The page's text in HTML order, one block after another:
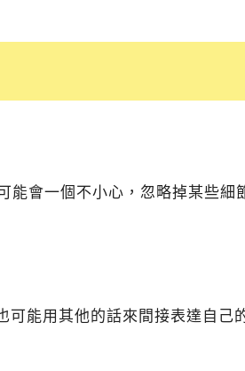
能會一個不小心，忽略掉某些細
能用其他的話來間接表達自己